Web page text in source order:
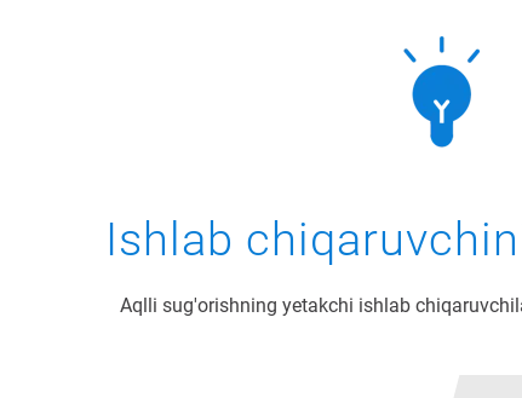
Ishlab
Aqlli sug'orishning yetakchi ishlab